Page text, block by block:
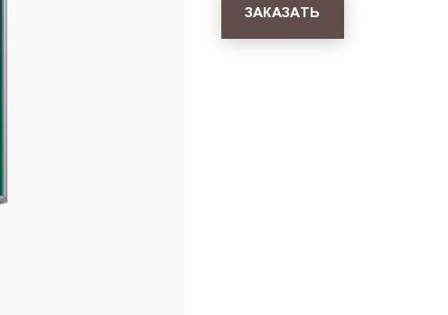
ЗАКАЗАТЬ